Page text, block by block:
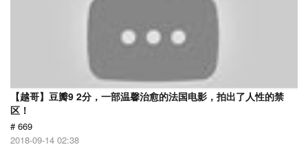
【越哥】豆瓣9 2分，一部温馨治愈的法国电影，拍出了人性的禁
区！
# 669
2018-09-14 02:38